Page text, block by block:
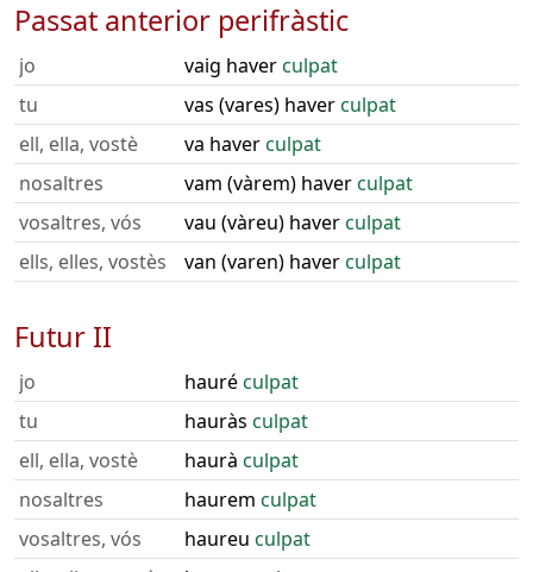
Passat anterior perifràstic
jo vaig haverculpat
tu
vas (vares) haverculpat
ell, ella, vostè
va haverculpat
nosaltres
vam (vàrem) haverculpat
vosaltres, vós
vau (vàreu) haverculpat
ells, elles, vostès
van (varen) haverculpat
Futur II
jo hauréculpat
tu
hauràs culpat
ell, ella, vostè
haurà culpat
nosaltres
haurem culpat
vosaltres, vós
haureu culpat